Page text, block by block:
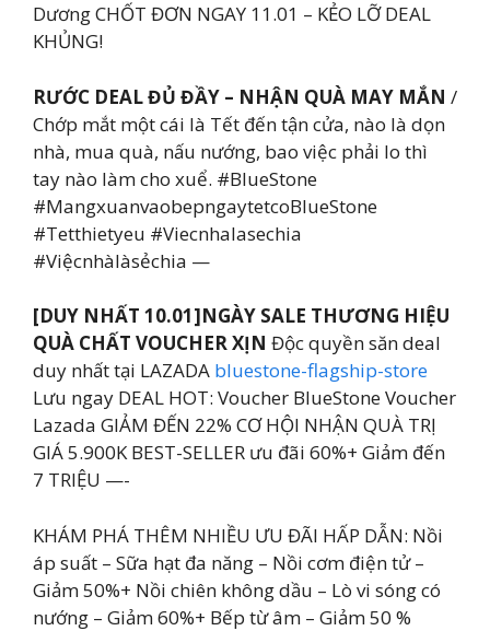
Dương CHỐT ĐƠN NGAY 11.01 – KẺO LỠ DEAL
KHỦNG!
RƯỚC DEAL ĐỦ ĐẦY – NHẬN QUÀ MAY MẮN /
Chớp mắt một cái là Tết đến tận cửa, nào là dọn
nhà, mua quà, nấu nướng, bao việc phải lo thì
tay nào làm cho xuể. #BlueStone
#MangxuanvaobepngaytetcoBlueStone
#Tetthietyeu #Viecnhalasechia
#Việcnhàlàsẻchia —
[DUY NHẤT 10.01]NGÀY SALE THƯƠNG HIỆU
QUÀ CHẤT VOUCHER XỊN Độc quyền săn deal
duy nhất tại LAZADA bluestone-flagship-store
Lưu ngay DEAL HOT: Voucher BlueStone Voucher
Lazada GIẢM ĐẾN 22% CƠ HỘI NHẬN QUÀ TRỊ
GIÁ 5.900K BEST-SELLER ưu đãi 60%+ Giảm đến
7 TRIỆU —-
KHÁM PHÁ THÊM NHIỀU ƯU ĐÃI HẤP DẪN: Nồi
áp suất – Sữa hạt đa năng – Nồi cơm điện tử –
Giảm 50%+ Nồi chiên không dầu – Lò vi sóng có
nướng – Giảm 60%+ Bếp từ âm – Giảm 50 %